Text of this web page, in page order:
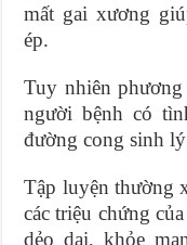
mất gai xương
ép.
Tuy nhiên
người bệnh có
đường cong sinh
Tập luyện thường
các triệu chứng
dẻo dai, khỏe